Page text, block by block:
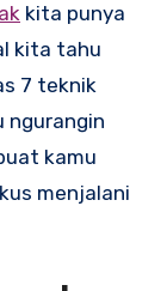
kita punya
kita tahu
7 teknik
ngurangin
kamu
menjalani